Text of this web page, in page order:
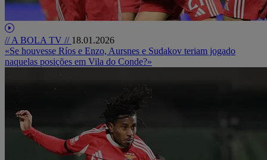
// A BOLA TV // 18.01.2026
«Se houvesse Ríos e Enzo, Aursnes e Sudakov teriam jogado
naquelas posições em Vila do Conde?»